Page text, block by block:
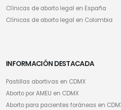
Clínicas de aborto legal en España
Clínicas de aborto legal en Colombia
INFORMACIÓN DESTACADA
Pastillas abortivas en CDMX
Aborto por AMEU en CDMX
Aborto para pacientes foráneas en